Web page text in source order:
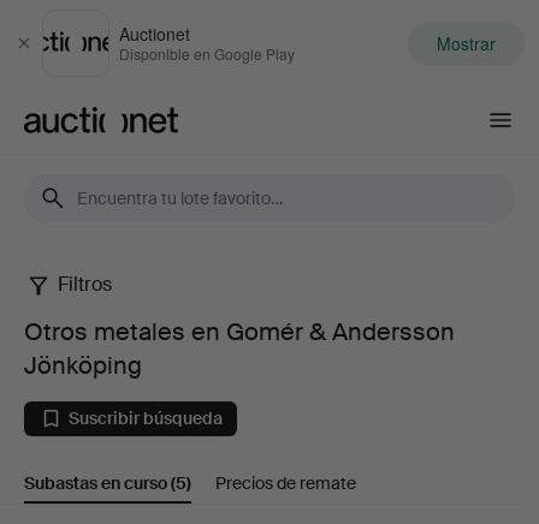
Cerrar
Auctionet
Disponible en Google Play Mostrar
Otros
metales
en
Gomér
Filtros
Otros metales en Gomér & Andersson
Jönköping
Suscribir búsqueda
Subastas en curso(5) Precios de remate